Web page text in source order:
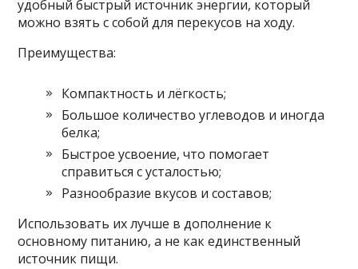
удобный быстрый источник энергии, который
можно взять с собой для перекусов на ходу.
Преимущества:
Компактность и лёгкость;
Большое количество углеводов и иногда
белка;
Быстрое усвоение, что помогает
справиться с усталостью;
Разнообразие вкусов и составов;
Использовать их лучше в дополнение к
основному питанию, а не как единственный
источник пищи.